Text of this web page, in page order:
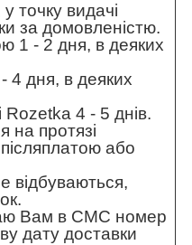
точку видачі
за домовленістю.
1 - 2 дня, в деяких
4 дня, в деяких
Rozetka 4 - 5 днів.
на протязі
або
відбуваються,
Вам в СМС номер
дату доставки